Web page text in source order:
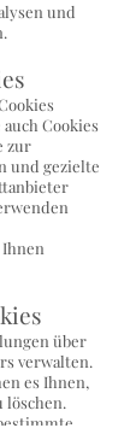
und
Cookies
zur
und gezielte
über
verwalten.
es Ihnen,
löschen.